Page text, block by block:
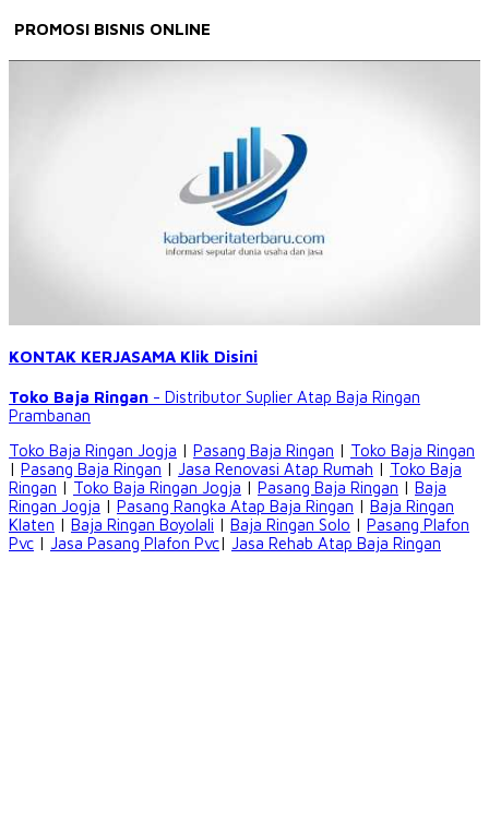
PROMOSI BISNIS ONLINE
KONTAK KERJASAMA Klik Disini
Toko Baja Ringan - Distributor Suplier Atap Baja Ringan
Prambanan
Toko Baja Ringan Jogja | Pasang Baja Ringan | Toko Baja Ringan
| Pasang Baja Ringan | Jasa Renovasi Atap Rumah | Toko Baja
Ringan | Toko Baja Ringan Jogja | Pasang Baja Ringan | Baja
Ringan Jogja | Pasang Rangka Atap Baja Ringan | Baja Ringan
Klaten | Baja Ringan Boyolali | Baja Ringan Solo | Pasang Plafon
Pvc | Jasa Pasang Plafon Pvc| Jasa Rehab Atap Baja Ringan